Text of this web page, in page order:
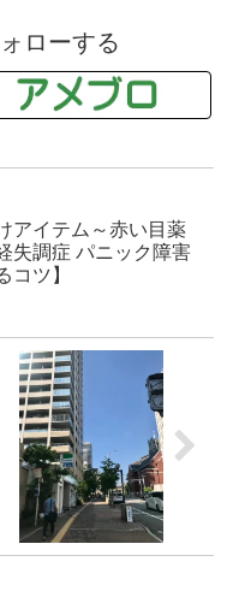
ローする
アイテム～赤い目薬
失調症 パニック障害
コツ】